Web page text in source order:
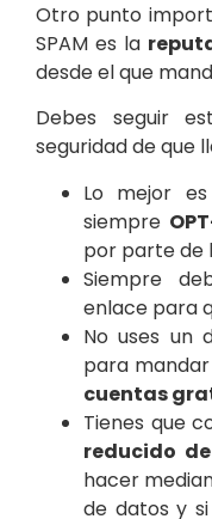
Otro punto
SPAM es la
desde el que
Debes seguir
seguridad de que
Lo mejor
siempre
por parte de
Siempre
enlace para
No uses un
para
cuentas
Tienes que
reducido
hacer
de datos y